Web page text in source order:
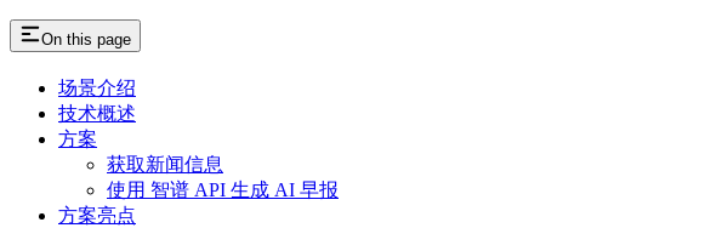
On this page
场景介绍
技术概述
方案
获取新闻信息
使用 智谱 API 生成 AI 早报
方案亮点